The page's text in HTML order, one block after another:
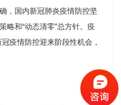
，国内新冠肺炎疫情防控坚
略和“动态清零”总方针。疫
疫情防控迎来阶段性机会，